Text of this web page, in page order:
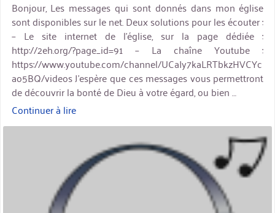
Bonjour, Les messages qui sont donnés dans mon église
sont disponibles sur le net. Deux solutions pour les écouter :
– Le site internet de l’église, sur la page dédiée :
http://2eh.org/?page_id=91 – La chaîne Youtube :
https://www.youtube.com/channel/UCaIy7kaLRTbkzHVCYc
ao5BQ/videos J’espère que ces messages vous permettront
de découvrir la bonté de Dieu à votre égard, ou bien …
Continuer à lire« Prédications
de
église »